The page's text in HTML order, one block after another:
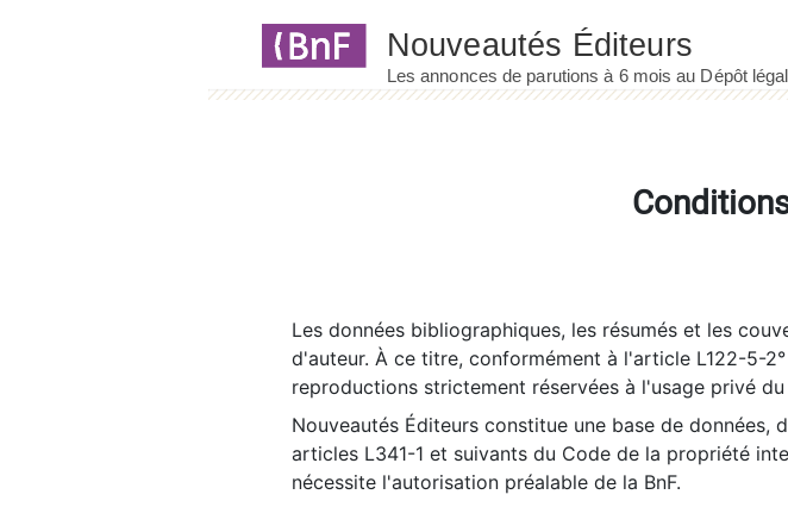
Les données bibliographiques, les résumés et les
d'auteur. À ce titre, conformément à l'article L122-5-
reproductions strictement réservées à l'usage privé
Nouveautés Éditeurs constitue une base de données,
articles L341-1 et suivants du Code de la propriété
nécessite l'autorisation préalable de la BnF.